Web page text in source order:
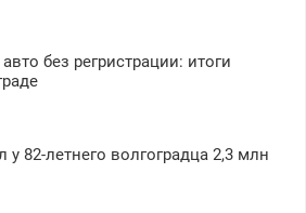
без регристрации: итоги
82-летнего волгоградца 2,3 млн